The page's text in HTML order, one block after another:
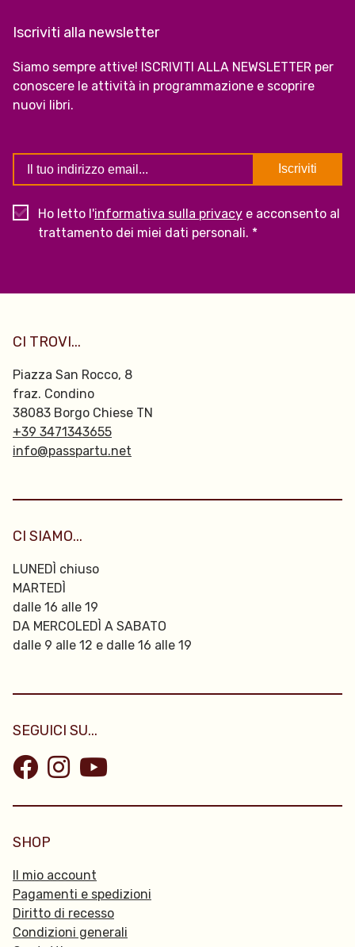
Iscriviti alla newsletter
Siamo sempre attive! ISCRIVITI ALLA NEWSLETTER per
conoscere le attività in programmazione e scoprire
nuovi libri.
Ho letto l'informativa sulla privacy e acconsento al
trattamento dei miei dati personali. *
CI TROVI...
Piazza San Rocco, 8
fraz. Condino
38083 Borgo Chiese TN
+39 3471343655
info@passpartu.net
CI SIAMO...
LUNEDÌ chiuso
MARTEDÌ
dalle 16 alle 19
DA MERCOLEDÌ A SABATO
dalle 9 alle 12 e dalle 16 alle 19
SEGUICI SU...
SHOP
Il mio account
Pagamenti e spedizioni
Diritto di recesso
Condizioni generali